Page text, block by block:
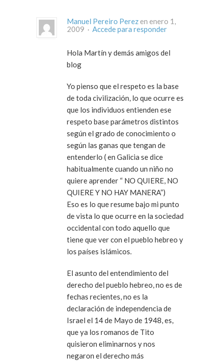
Manuel Pereiro Perez en enero 1,
2009 · Accede para responder
Hola Martín y demás amigos del
blog
Yo pienso que el respeto es la base
de toda civilización, lo que ocurre es
que los individuos entienden ese
respeto base parámetros distintos
según el grado de conocimiento o
según las ganas que tengan de
entenderlo ( en Galicia se dice
habitualmente cuando un niño no
quiere aprender “ NO QUIERE, NO
QUIERE Y NO HAY MANERA”)
Eso es lo que resume bajo mi punto
de vista lo que ocurre en la sociedad
occidental con todo aquello que
tiene que ver con el pueblo hebreo y
los países islámicos.
El asunto del entendimiento del
derecho del pueblo hebreo, no es de
fechas recientes, no es la
declaración de independencia de
Israel el 14 de Mayo de 1948, es,
que ya los romanos de Tito
quisieron eliminarnos y nos
negaron el derecho más